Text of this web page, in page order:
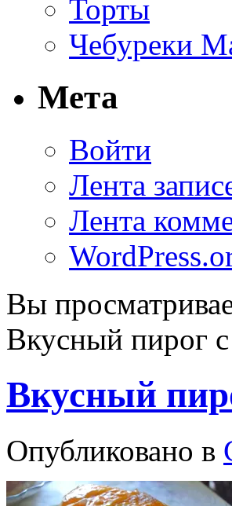
Торты
Чебуреки
Мета
Войти
Лента
Лента
Вы
Вкусный пирог
Вкусный
Опубликовано в